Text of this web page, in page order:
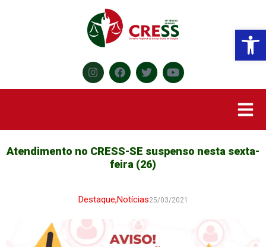
Atendimento no CRESS-SE suspenso nesta sexta-
feira (26)
Destaque,Notícias25/03/2021